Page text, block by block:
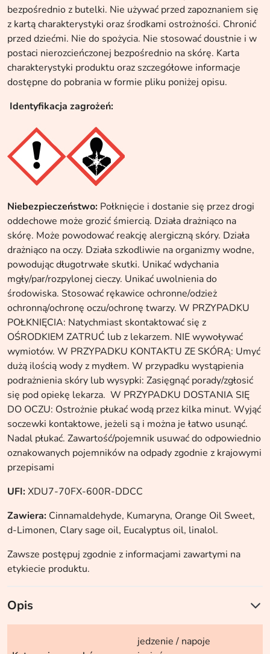
bezpośrednio z butelki. Nie używać przed zapoznaniem się
z kartą charakterystyki oraz środkami ostrożności. Chronić
przed dziećmi. Nie do spożycia. Nie stosować doustnie i w
postaci nierozcieńczonej bezpośrednio na skórę. Karta
charakterystyki produktu oraz szczegółowe informacje
dostępne do pobrania w formie pliku poniżej opisu.
Identyfikacja zagrożeń:
Niebezpieczeństwo: Połknięcie i dostanie się przez drogi
oddechowe może grozić śmiercią. Działa drażniąco na
skórę. Może powodować reakcję alergiczną skóry. Działa
drażniąco na oczy. Działa szkodliwie na organizmy wodne,
powodując długotrwałe skutki. Unikać wdychania
mgły/par/rozpylonej cieczy. Unikać uwolnienia do
środowiska. Stosować rękawice ochronne/odzież
ochronną/ochronę oczu/ochronę twarzy. W PRZYPADKU
POŁKNIĘCIA: Natychmiast skontaktować się z
OŚRODKIEM ZATRUĆ lub z lekarzem. NIE wywoływać
wymiotów. W PRZYPADKU KONTAKTU ZE SKÓRĄ: Umyć
dużą ilością wody z mydłem. W przypadku wystąpienia
podrażnienia skóry lub wysypki: Zasięgnąć porady/zgłosić
się pod opiekę lekarza. W PRZYPADKU DOSTANIA SIĘ
DO OCZU: Ostrożnie płukać wodą przez kilka minut. Wyjąć
soczewki kontaktowe, jeżeli są i można je łatwo usunąć.
Nadal płukać. Zawartość/pojemnik usuwać do odpowiednio
oznakowanych pojemników na odpady zgodnie z krajowymi
przepisami
UFI:XDU7-70FX-600R-DDCC
Zawiera: Cinnamaldehyde, Kumaryna, Orange Oil Sweet,
d-Limonen, Clary sage oil, Eucalyptus oil, linalol.
Zawsze postępuj zgodnie z informacjami zawartymi na
etykiecie produktu.
Opis
jedzenie / napoje